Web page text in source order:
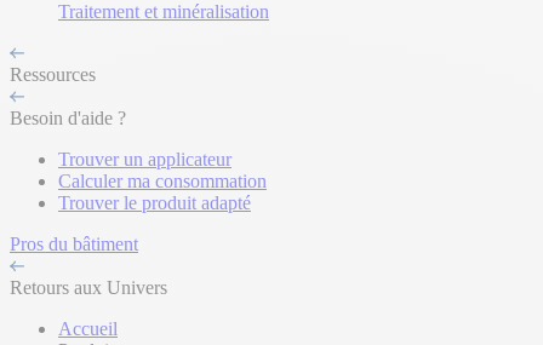
Traitement et minéralisation
Ressources
Besoin d'aide ?
Trouver un applicateur
Calculer ma consommation
Trouver le produit adapté
Pros du bâtiment
Retours aux Univers
Accueil